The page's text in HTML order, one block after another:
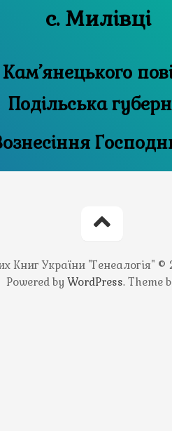
с. Милівці
Кам’янецького
Подільська
Книг України "Генеалогія" ©
Powered by WordPress. Theme